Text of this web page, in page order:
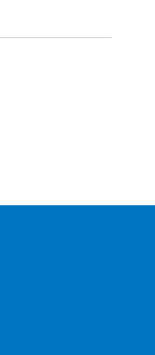
Nagarkot